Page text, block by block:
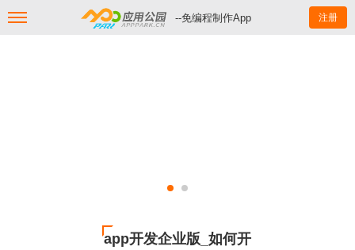
--免编程制作App 注册
app开发企业版_如何开